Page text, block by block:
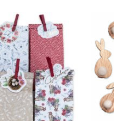
Add to
wishlist